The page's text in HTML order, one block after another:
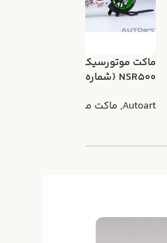
ماکت موتورسیکلت هوندا
NSR500 (شماره 56 گان کوما)
Autoart
, ماکت موتور